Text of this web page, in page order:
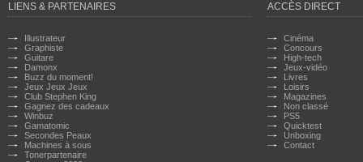
LIENS & PARTENAIRES
Illustrateur
Graphiste
Guitare
Damonx
Buzz du moment!
Jeux Jeux Jeux
Club Stephen King
Gagnez des cadeaux
Winbuz
Gamatomic
Secondes Peaux
Machines à sous
Tonerpartenaire
ACCÈS DIRECT
Cinéma
Concours
High-tech
Jeux-vidéo
Livres
Loisirs
Magazines
Non classé
PS5
Quicktest
Unboxing
Contact